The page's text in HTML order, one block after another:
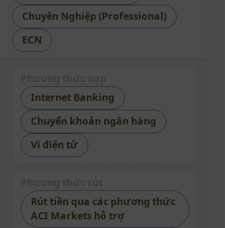
Chuyên Nghiệp (Professional)
ECN
Internet Banking
Chuyển khoản ngân hàng
Ví điện tử
Rút tiền qua các phương thức
ACI Markets hỗ trợ